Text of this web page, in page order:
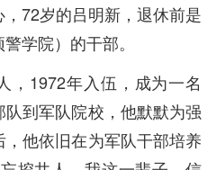
72岁的吕明新，退休前是
学院）的干部。
，1972年入伍，成为一名
到军队院校，他默默为强
他依旧在为军队干部培养